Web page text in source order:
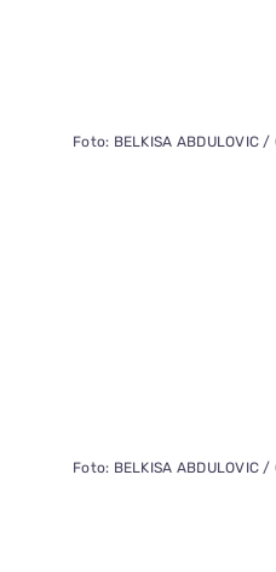
Foto: BELKISA ABDULOVIC /
Foto: BELKISA ABDULOVIC /